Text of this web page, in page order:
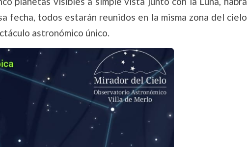
fecha, todos estarán reunidos en la misma zona del cielo
astronómico único.